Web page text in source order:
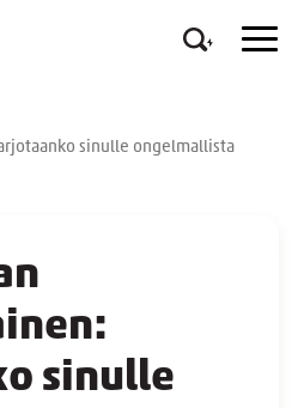
sinulle ongelmallista
sinulle